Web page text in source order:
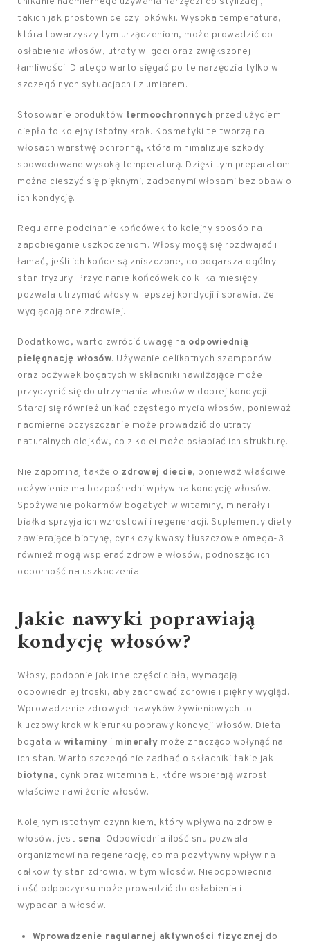
takich jak prostownice czy lokówki. Wysoka temperatura,
która towarzyszy tym urządzeniom, może prowadzić do
osłabienia włosów, utraty wilgoci oraz zwiększonej
łamliwości. Dlatego warto sięgać po te narzędzia tylko w
szczególnych sytuacjach i z umiarem.
Stosowanie produktów termoochronnych przed użyciem
ciepła to kolejny istotny krok. Kosmetyki te tworzą na
włosach warstwę ochronną, która minimalizuje szkody
spowodowane wysoką temperaturą. Dzięki tym preparatom
można cieszyć się pięknymi, zadbanymi włosami bez obaw o
ich kondycję.
Regularne podcinanie końcówek to kolejny sposób na
zapobieganie uszkodzeniom. Włosy mogą się rozdwajać i
łamać, jeśli ich końce są zniszczone, co pogarsza ogólny
stan fryzury. Przycinanie końcówek co kilka miesięcy
pozwala utrzymać włosy w lepszej kondycji i sprawia, że
wyglądają one zdrowiej.
Dodatkowo, warto zwrócić uwagę na odpowiednią
pielęgnację włosów. Używanie delikatnych szamponów
oraz odżywek bogatych w składniki nawilżające może
przyczynić się do utrzymania włosów w dobrej kondycji.
Staraj się również unikać częstego mycia włosów, ponieważ
nadmierne oczyszczanie może prowadzić do utraty
naturalnych olejków, co z kolei może osłabiać ich strukturę.
Nie zapominaj także o zdrowej diecie, ponieważ właściwe
odżywienie ma bezpośredni wpływ na kondycję włosów.
Spożywanie pokarmów bogatych w witaminy, minerały i
białka sprzyja ich wzrostowi i regeneracji. Suplementy diety
zawierające biotynę, cynk czy kwasy tłuszczowe omega-3
również mogą wspierać zdrowie włosów, podnosząc ich
odporność na uszkodzenia.
Jakie nawyki poprawiają
kondycję włosów?
Włosy, podobnie jak inne części ciała, wymagają
odpowiedniej troski, aby zachować zdrowie i piękny wygląd.
Wprowadzenie zdrowych nawyków żywieniowych to
kluczowy krok w kierunku poprawy kondycji włosów. Dieta
bogata w witaminy i minerały może znacząco wpłynąć na
ich stan. Warto szczególnie zadbać o składniki takie jak
biotyna, cynk oraz witamina E, które wspierają wzrost i
właściwe nawilżenie włosów.
Kolejnym istotnym czynnikiem, który wpływa na zdrowie
włosów, jest sena. Odpowiednia ilość snu pozwala
organizmowi na regenerację, co ma pozytywny wpływ na
całkowity stan zdrowia, w tym włosów. Nieodpowiednia
ilość odpoczynku może prowadzić do osłabienia i
wypadania włosów.
Wprowadzenie ragularnej aktywności fizycznej do